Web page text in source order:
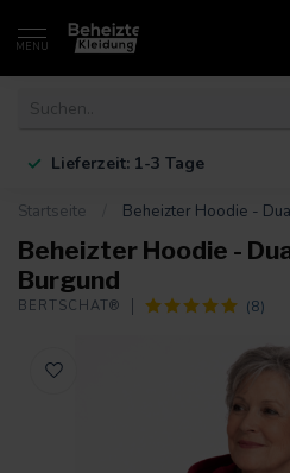
MENU
Lieferzeit: 1-3 Tage
Startseite Beheizter Hoodie -
Beheizter Hoodie -
Burgund
BERTSCHAT® (8)